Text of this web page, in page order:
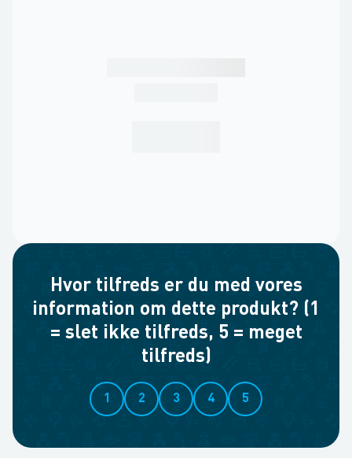
Hvor tilfreds er du med vores
information om dette produkt? (1
= slet ikke tilfreds, 5 = meget
tilfreds)
1 2 3 4 5